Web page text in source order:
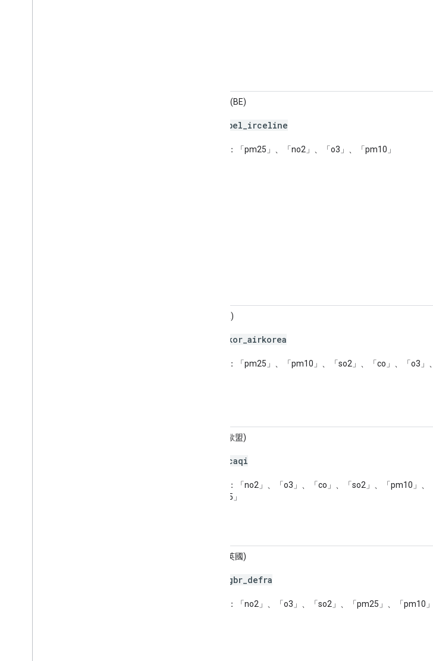
BelAQI (BE)
bel irceline
污染物：「pm25」、「no2」、「o3」、「pm10」
CAI (KR)
kor airkorea
污染物：「pm25」、「pm10」、「so2」、「co」、「o3」、
CAQI (歐盟)
caqi
污染物：「no2」、「o3」、「co」、「so2」、「pm10」、
「pm25」
DAQI (英國)
gbr defra
污染物：「no2」、「o3」、「so2」、「pm25」、「pm10」